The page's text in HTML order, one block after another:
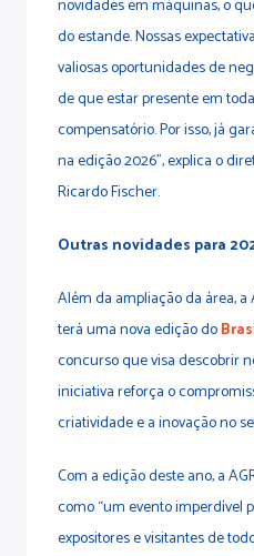
novidades em máquinas, o
do estande. Nossas
valiosas oportunidades de
de que estar presente em
compensatório. Por isso, já
na edição 2026”, explica o
Ricardo Fischer.
Outras novidades para
Além da ampliação da área, a
terá uma nova edição do
concurso que visa descobrir
iniciativa reforça o
criatividade e a inovação no
Com a edição deste ano, a
como “um evento imperdível
expositores e visitantes de